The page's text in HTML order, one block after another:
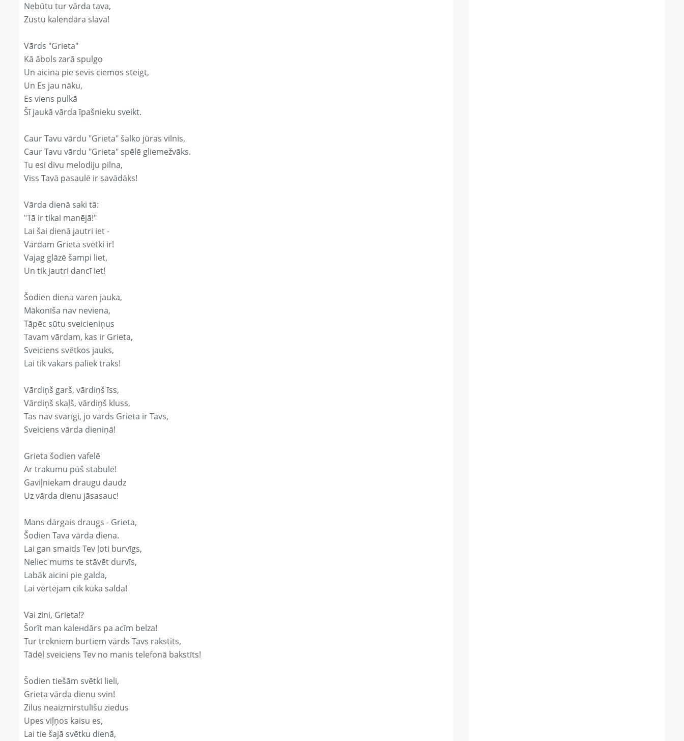
Nebūtu tur vārda tava,
Zustu kalendāra slava!
Vārds "Grieta"
Kā ābols zarā spulgo
Un aicina pie sevis ciemos steigt,
Un Es jau nāku,
Es viens pulkā
Šī jaukā vārda īpašnieku sveikt.
Caur Tavu vārdu "Grieta" šalko jūras vilnis,
Caur Tavu vārdu "Grieta" spēlē gliemežvāks.
Tu esi divu melodiju pilna,
Viss Tavā pasaulē ir savādāks!
Vārda dienā saki tā:
"Tā ir tikai manējā!"
Lai šai dienā jautri iet -
Vārdam Grieta svētki ir!
Vajag glāzē šampi liet,
Un tik jautri dancī iet!
Šodien diena varen jauka,
Mākonīša nav neviena,
Tāpēc sūtu sveicieniņus
Tavam vārdam, kas ir Grieta,
Sveiciens svētkos jauks,
Lai tik vakars paliek traks!
Vārdiņš garš, vārdiņš īss,
Vārdiņš skaļš, vārdiņš kluss,
Tas nav svarīgi, jo vārds Grieta ir Tavs,
Sveiciens vārda dieniņā!
Grieta šodien vafelē
Ar trakumu pūš stabulē!
Gaviļniekam draugu daudz
Uz vārda dienu jāsasauc!
Mans dārgais draugs - Grieta,
Šodien Tava vārda diena.
Lai gan smaids Tev ļoti burvīgs,
Neliec mums te stāvēt durvīs,
Labāk aicini pie galda,
Lai vērtējam cik kūka salda!
Vai zini, Grieta!?
Šorīt man kaleнdārs pa acīm belza!
Tur trekniem burtiem vārds Tavs rakstīts,
Tādēļ sveiciens Tev no manis telefonā bakstīts!
Šodien tiešām svētki lieli,
Grieta vārda dienu svin!
Zilus neaizmirstulīšu ziedus
Upes viļņos kaisu es,
Lai tie šajā svētku dienā,